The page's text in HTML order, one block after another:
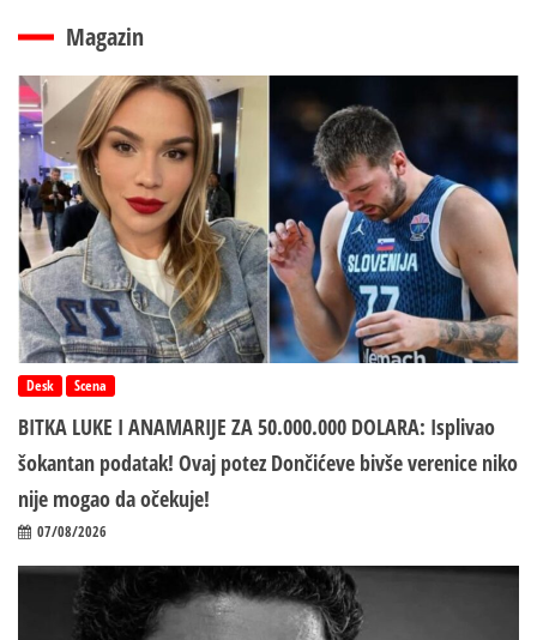
Magazin
Desk Scena
BITKA LUKE I ANAMARIJE ZA 50.000.000 DOLARA: Isplivao
šokantan podatak! Ovaj potez Dončićeve bivše verenice niko
nije mogao da očekuje!
07/08/2026